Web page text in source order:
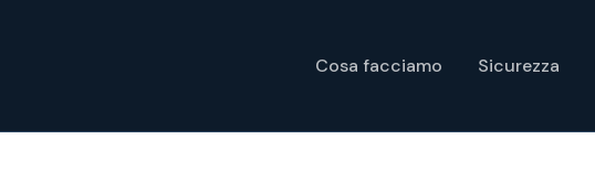
Cosa facciamo Sicurezza